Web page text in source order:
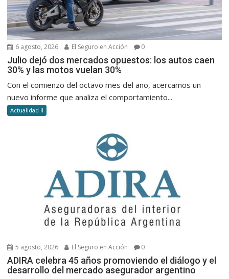
6 agosto, 2026 El Seguro en Acción 0
Julio dejó dos mercados opuestos: los autos caen
30% y las motos vuelan 30%
Con el comienzo del octavo mes del año, acercamos un
nuevo informe que analiza el comportamiento...
Actualidad II
5 agosto, 2026 El Seguro en Acción 0
ADIRA celebra 45 años promoviendo el diálogo y el
desarrollo del mercado asegurador argentino